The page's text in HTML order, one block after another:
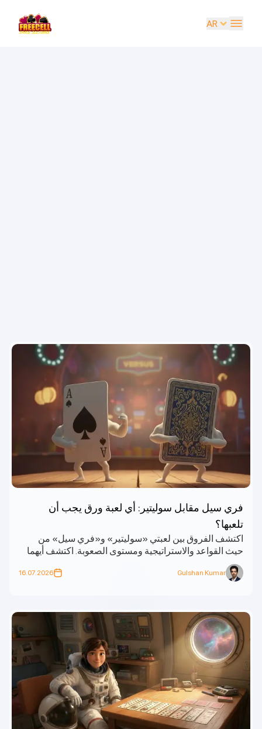
AR
فري سيل مقابل سوليتير: أي لعبة ورق يجب أن
تلعبها؟
اكتشف الفروق بين لعبتي «سوليتير» و«فري سيل» من
حيث القواعد والاستراتيجية ومستوى الصعوبة. اكتشف أيهما
أسهل في الفوز وأي اللعبتين تناسبك أكثر.
Gulshan Kumar
16.07.2026